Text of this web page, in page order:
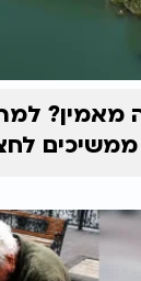
מאמין?
ממשיכים